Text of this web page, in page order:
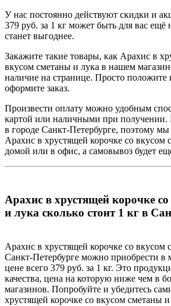
У нас постоянно действуют скидки и
379 руб. за 1 кг может быть для вас ещё
станет выгоднее.
Закажите такие товары, как Арахис в
вкусом сметаны и лука в нашем
наличие на странице. Просто положите
оформите заказ.
Произвести оплату можно удобным
картой или наличными при получении.
в городе Санкт-Петербурге, поэтому
Арахис в хрустящей корочке со вкусом
домой или в офис, а самовывоз будет
Арахис в хрустящей корочке
и лука сколько стоит 1 кг в
Арахис в хрустящей корочке со вкусом
Санкт-Петербурге можно приобрести в
цене всего 379 руб. за 1 кг. Это
качества, цена на которую ниже чем в
магазинов. Попробуйте и убедитесь
хрустящей корочке со вкусом сметаны